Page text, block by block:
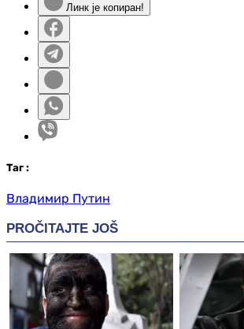
Линк је копиран!
Таг :
Владимир Путин